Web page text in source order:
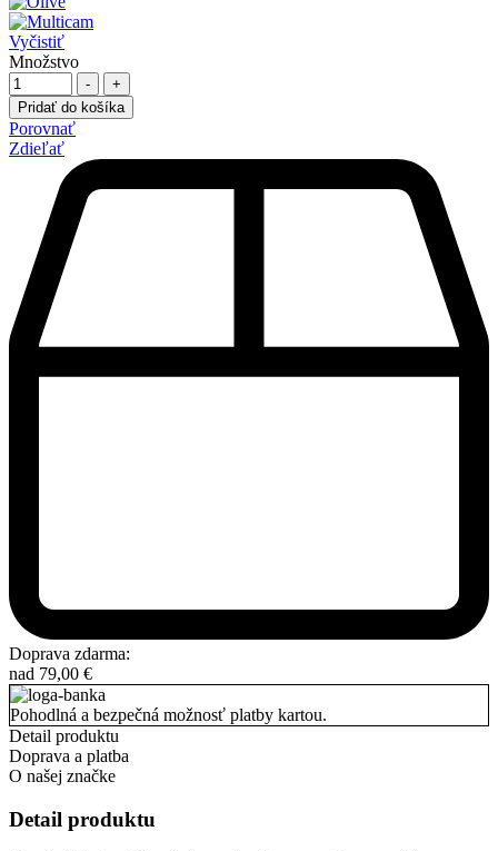
Vyčistiť
Množstvo
-
+
Pridať do košíka
Porovnať
Zdieľať
Doprava zdarma:
nad 79,00 €
Pohodlná a bezpečná možnosť platby kartou.
Detail produktu
Doprava a platba
O našej značke
Detail produktu